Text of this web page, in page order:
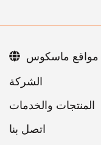
اتصل بنا
مواقع ماسكوس